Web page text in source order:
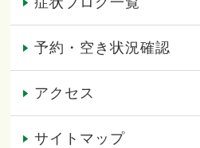
予約・空き状況確認
アクセス
サイトマップ